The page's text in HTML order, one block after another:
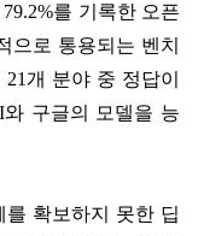
를 기록한 오픈
으로 통용되는 벤치
개 분야 중 정답이
구글의 모델을 능
확보하지 못한 딥